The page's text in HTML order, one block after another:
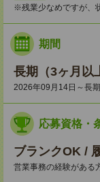
※残業少なめですが、
期間
長期（3ヶ月以
2026年09月14日～
応募資格・
ブランクOK /
営業事務の経験がある